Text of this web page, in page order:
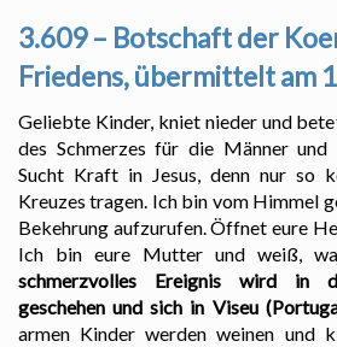
3.609 – Botschaft der
Friedens, übermittelt am
Geliebte Kinder, kniet nieder und
des Schmerzes für die Männer und
Sucht Kraft in Jesus, denn nur so
Kreuzes tragen. Ich bin vom Himmel
Bekehrung aufzurufen. Öffnet eure
Ich bin eure Mutter und weiß,
schmerzvolles Ereignis wird in
geschehen und sich in Viseu
armen Kinder werden weinen und